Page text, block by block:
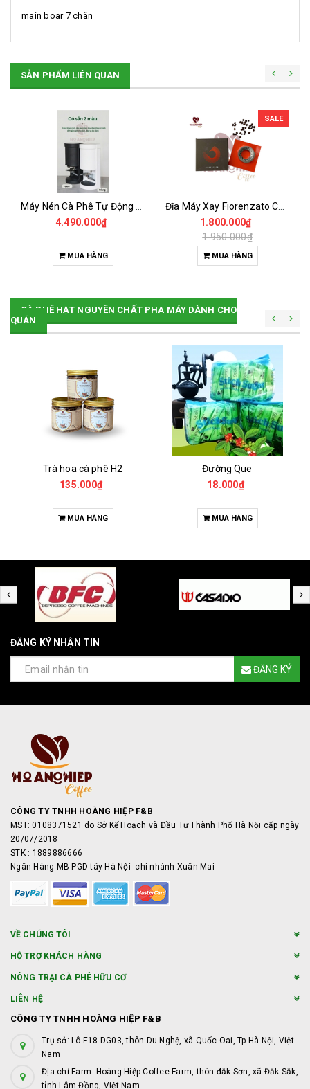
main boar 7 chân
SẢN PHẨM LIÊN QUAN
4.490.000₫
MUA HÀNG
SALE
1.800.000₫
1.950.000₫
MUA HÀNG
CÀ PHÊ HẠT NGUYÊN CHẤT PHA MÁY DÀNH CHO
QUÁN
Trà hoa cà phê H2
135.000₫
MUA HÀNG
Đường Que
18.000₫
MUA HÀNG
ĐĂNG KÝ NHẬN TIN
ĐĂNG KÝ
CÔNG TY TNHH HOÀNG HIỆP F&B
MST: 0108371521 do Sở Kế Hoạch và Đầu Tư Thành Phố Hà Nội cấp ngày
20/07/2018
STK : 1889886666
Ngân Hàng MB PGD tây Hà Nội -chi nhánh Xuân Mai
VỀ CHÚNG TÔI
HỖ TRỢ KHÁCH HÀNG
NÔNG TRẠI CÀ PHÊ HỮU CƠ
LIÊN HỆ
CÔNG TY TNHH HOÀNG HIỆP F&B
Trụ sở: Lô E18-DG03, thôn Du Nghệ, xã Quốc Oai, Tp.Hà Nội, Việt
Nam
Địa chỉ Farm: Hoàng Hiệp Coffee Farm, thôn đắk Sơn, xã Đắk Sắk,
tỉnh Lâm Đồng, Việt Nam